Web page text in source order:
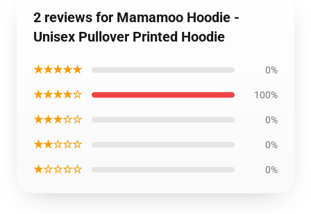
2 reviews for Mamamoo Hoodie -
Unisex Pullover Printed Hoodie
★★★★★ 0%
★★★★☆ 100%
★★★☆☆ 0%
★★☆☆☆ 0%
★☆☆☆☆ 0%